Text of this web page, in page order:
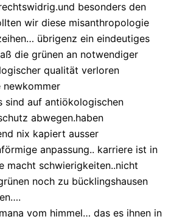
besonders den
wir diese misanthropologie
übrigenz ein eindeutiges
die grünen an notwendiger
qualität verloren
newkommer
sind auf antiökologischen
abwegen.haben
nix kapiert ausser
anpassung.. karriere ist in
macht schwierigkeiten..nicht
noch zu bücklingshausen
vom himmel… das es ihnen in